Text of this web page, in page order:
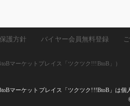
護方針 バイヤー会員無料登録
マーケットプレイス「ツクツク!!!BtoB」）
マーケットプレイス「ツクツク!!!BtoB」は個